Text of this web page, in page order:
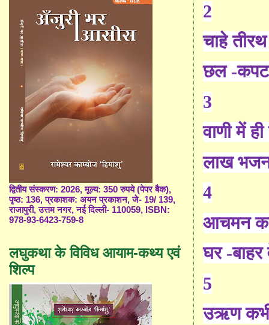
2
चाहे
छल -
3
वाणी में
लाख
4
आचमन
घर -बाहर
5
उऋण कभी
द्वितीय संस्करण: 2026, मूल्य: 350 रुपये (पेपर बैक),
पृष्ठ: 136, प्रकाशक: अयन प्रकाशन, जे- 19/ 139,
राजापुरी, उत्तम नगर, नई दिल्ली- 110059, ISBN:
978-93-6423-759-8
लघुकथा के विविध आयाम-कथ्य एवं
शिल्प